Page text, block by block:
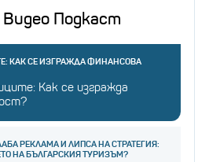
Видео Подкаст
КАК СЕ ИЗГРАЖДА ФИНАНСОВА
Как се изгражда
РЕКЛАМА И ЛИПСА НА СТРАТЕГИЯ:
НА БЪЛГАРСКИЯ ТУРИЗЪМ?